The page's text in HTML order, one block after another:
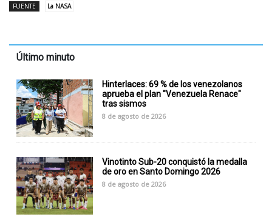
FUENTE
La NASA
Último minuto
Hinterlaces: 69 % de los venezolanos
aprueba el plan "Venezuela Renace"
tras sismos
8 de agosto de 2026
Vinotinto Sub-20 conquistó la medalla
de oro en Santo Domingo 2026
8 de agosto de 2026